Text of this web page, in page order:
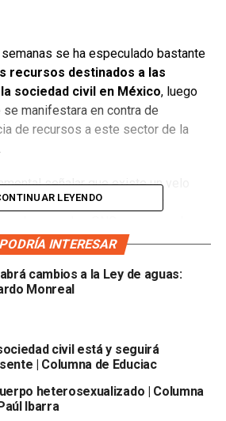
se ha especulado bastante
recursos destinados a las
sociedad civil en México, luego
manifestara en contra de
de recursos a este sector de la
señalar que existe un velo
realidad del tercer sector. En
benefactora. Así pues, grandes
de magnates, adoptaban alguna
materia de salud, y se encargaban
más necesitada.
después de la revolución sexual,
y las revueltas estudiantiles,
crítica se organizópara crear
hegemónico.
LEYENDO
INTERESAR
cambios a la Ley de aguas:
Monreal
civil está y seguirá
| Columna de Educiac
heterosexualizado | Columna
Ibarra